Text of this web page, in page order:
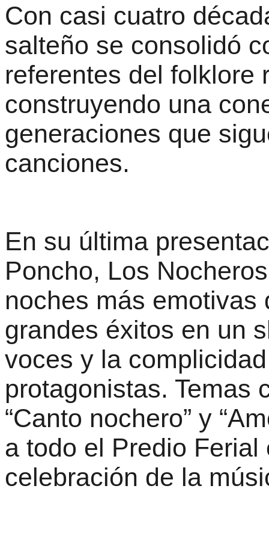
Con casi cuatro
salteño se consolidó
referentes del folklore
construyendo una
generaciones que
canciones.
En su última
Poncho, Los
noches más
grandes éxitos en un
voces y la
protagonistas. Temas
“Canto nochero” y
a todo el Predio
celebración de la